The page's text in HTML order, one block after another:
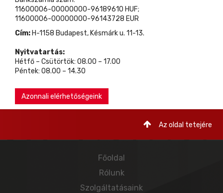
11600006-00000000-96189610 HUF;
11600006-00000000-96143728 EUR
Cím: H-1158 Budapest, Késmárk u. 11-13.
Nyitvatartás:
Hétfő – Csütörtök: 08.00 – 17.00
Péntek: 08.00 – 14.30
Azonnali elérhetőségeink
Az oldal tetejére
Főoldal
Rólunk
Szolgáltatásaink